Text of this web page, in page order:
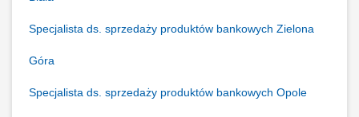
Specjalista ds. sprzedaży produktów bankowych Zielona
Góra
Specjalista ds. sprzedaży produktów bankowych Opole